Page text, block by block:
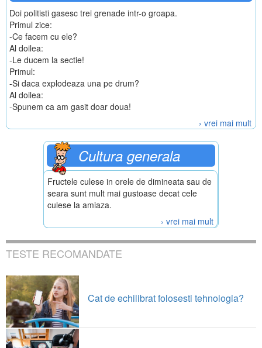
Doi politisti gasesc trei grenade intr-o groapa.
Primul zice:
-Ce facem cu ele?
Al doilea:
-Le ducem la sectie!
Primul:
-Si daca explodeaza una pe drum?
Al doilea:
-Spunem ca am gasit doar doua!
› vrei mai mult
Cultura generala
Fructele culese in orele de dimineata sau de
seara sunt mult mai gustoase decat cele
culese la amiaza.
› vrei mai mult
TESTE RECOMANDATE
Cat de echilibrat folosesti tehnologia?